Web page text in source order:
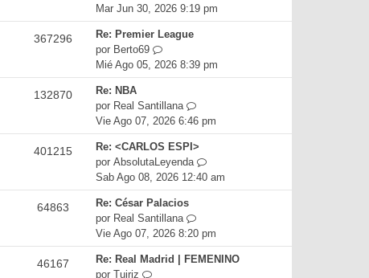
t
o
n
s
a
j
e
e
r
ú
t
m
o
e
n
s
a
j
e
Mar Jun 30, 2026 9:19 pm
367296
Re: Premier League
por Berto69
V
e
r
l
t
i
o
e
n
s
a
j
Mié Ago 05, 2026 8:39 pm
132870
Re: NBA
por Real Santillana
V
e
r
ú
l
t
o
m
e
Vie Ago 07, 2026 6:46 pm
401215
Re: <CARLOS ESPI>
por AbsolutaLeyenda
V
e
r
t
i
Sab Ago 08, 2026 12:40 am
64863
Re: César Palacios
por Real Santillana
V
e
r
ú
Vie Ago 07, 2026 8:20 pm
46167
Re: Real Madrid | FEMENINO
por Tuiriz
V